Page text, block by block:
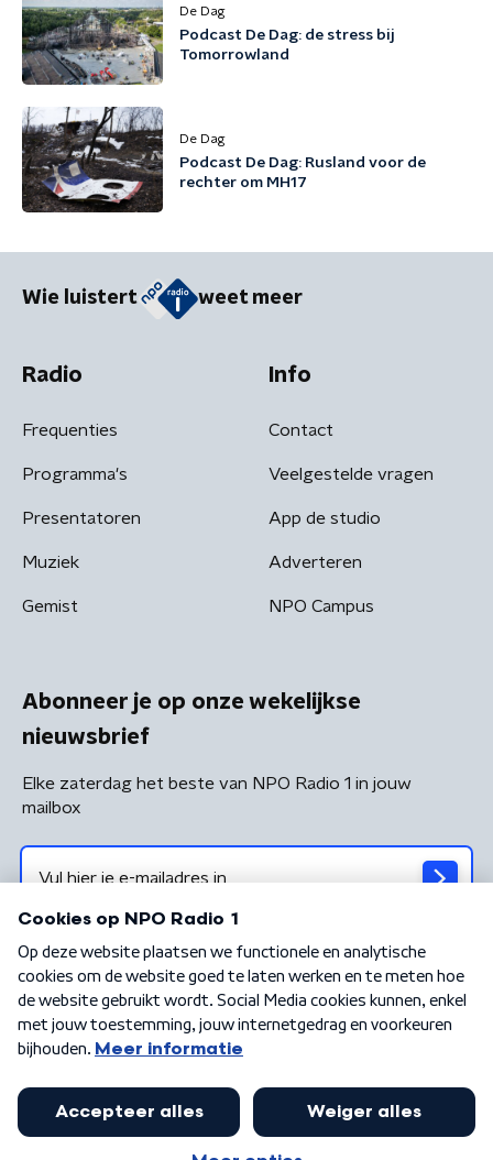
De Dag
Podcast De Dag: de stress bij
Tomorrowland
De Dag
Podcast De Dag: Rusland voor de
rechter om MH17
Wie luistert weet meer
Radio
Frequenties
Programma's
Presentatoren
Muziek
Gemist
Info
Contact
Veelgestelde vragen
App de studio
Adverteren
NPO Campus
Abonneer je op onze wekelijkse
nieuwsbrief
Elke zaterdag het beste van NPO Radio 1 in jouw
mailbox
Algemene voorwaarden